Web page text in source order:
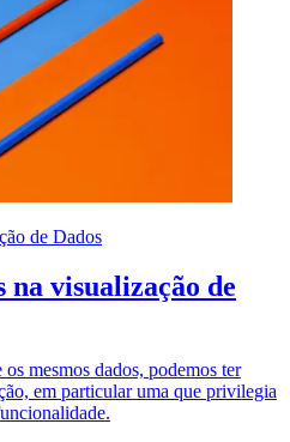
de Dados
na visualização de
mesmos dados, podemos ter
em particular uma que privilegia